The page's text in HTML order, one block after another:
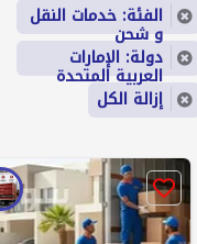
الفئة: خدمات النقل
و شحن
دولة: الإمارات
العربية المتحدة
إزالة الكل